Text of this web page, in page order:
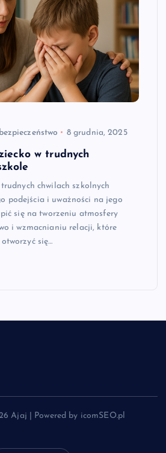
bezpieczeństwo 8 grudnia, 2025
w trudnych
chwilach szkolnych
podejścia i uważności na jego
się na tworzeniu atmosfery
i wzmacnianiu relacji, które
się…
Ajaj | Powered by icomSEO.pl